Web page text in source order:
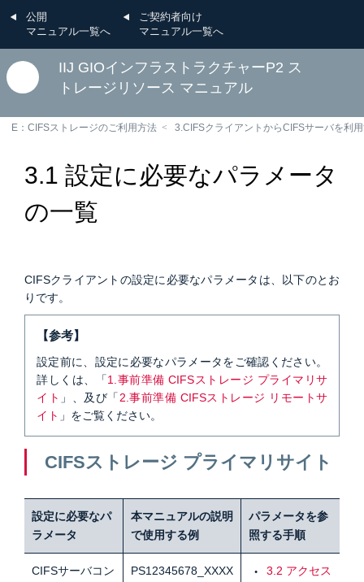
公開
マニュアル一覧へ
ご契約者向け
マニュアル一覧へ
IIJ GIOインフラストラクチャーP2 ス
トレージリソース マニュアル
E：CIFSストレージのご利用方法 3.CIFSクライアントからCIFSサーバを利
3.1 設定に必要なパラメータ
の一覧
CIFSクライアントの設定に必要なパラメータは、以下のとお
りです。
【参考】
設定前に、設定に必要なパラメータをご確認ください。
詳しくは、「1.事前準備 CIFSストレージ プライマリサ
イト 」、及び「 2.事前準備 CIFSストレージ リモートサ
イト 」をご覧ください。
CIFSストレージ プライマリサイト
設定に必要なパ
ラメータ
本マニュアルの説明
で使用する例
パラメータを参
照する手順
CIFSサーバコン
PS12345678_XXXX
3.2 アクセス